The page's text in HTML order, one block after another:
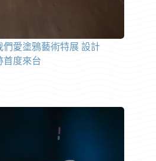
們愛塗鴉藝術特展 設計
首度來台